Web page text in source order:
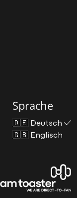
Sprache
🇩🇪 Deutsch
🇬🇧 Englisch